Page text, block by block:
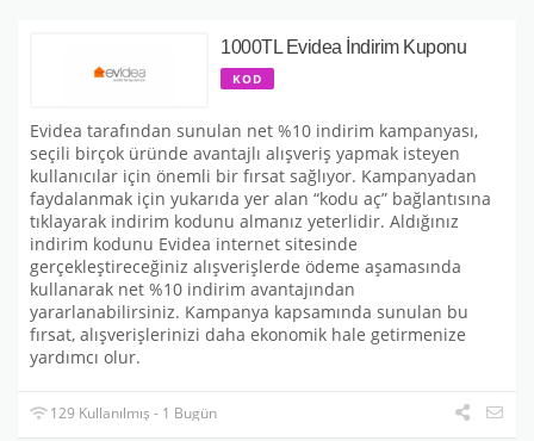
1000TL Evidea İndirim Kuponu
KOD
Evidea tarafından sunulan net %10 indirim kampanyası,
seçili birçok üründe avantajlı alışveriş yapmak isteyen
kullanıcılar için önemli bir fırsat sağlıyor. Kampanyadan
faydalanmak için yukarıda yer alan “kodu aç” bağlantısına
tıklayarak indirim kodunu almanız yeterlidir. Aldığınız
indirim kodunu Evidea internet sitesinde
gerçekleştireceğiniz alışverişlerde ödeme aşamasında
kullanarak net %10 indirim avantajından
yararlanabilirsiniz. Kampanya kapsamında sunulan bu
fırsat, alışverişlerinizi daha ekonomik hale getirmenize
yardımcı olur.
129 Kullanılmış - 1 Bugün